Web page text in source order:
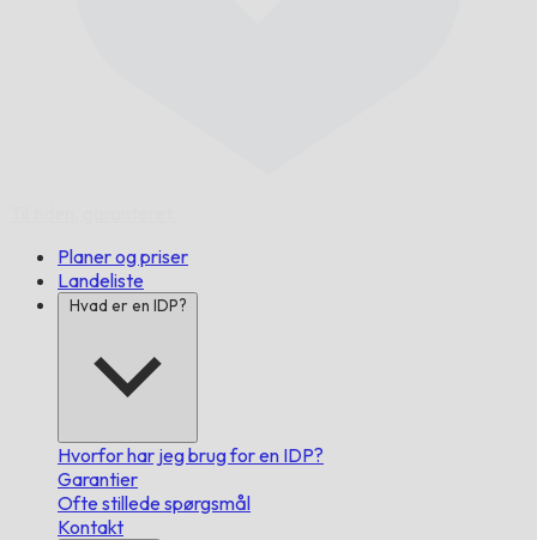
Planer og priser
Landeliste
Hvad er en IDP?
Hvorfor har jeg brug for en IDP?
Garantier
Ofte stillede spørgsmål
Kontakt